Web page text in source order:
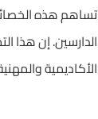
تساهم هذه
الدارسين. إن هذا
الأكاديمية